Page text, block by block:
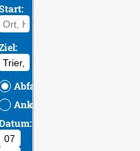
Uhr
08:00
-
13:30
Uhr
08:00
-